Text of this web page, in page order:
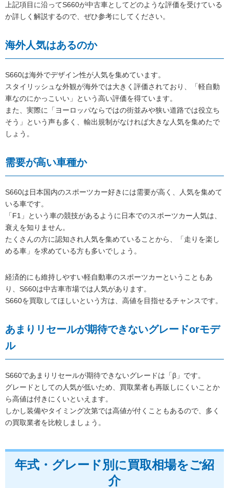
上記項目に沿ってS660が中古車としてどのような評価を受けている
か詳しく解説するので、ぜひ参考にしてください。
海外人気はあるのか
S660は海外でデザイン性が人気を集めています。
スタイリッシュな外観が海外では大きく評価されており、「軽自動
車なのにかっこいい」という高い評価を得ています。
また、実際に「ヨーロッパならではの街並みや狭い道路では役立ち
そう」という声も多く、輸出規制がなければ大きな人気を集めたで
しょう。
需要が高い車種か
S660は日本国内のスポーツカー好きには需要が高く、人気を集めて
いる車です。
「F1」という車の競技があるように日本でのスポーツカー人気は、
衰えを知りません。
たくさんの方に認知され人気を集めていることから、「走りを楽し
める車」を求めている方も多いでしょう。
経済的にも維持しやすい軽自動車のスポーツカーということもあ
り、S660は中古車市場では人気があります。
S660を買取してほしいという方は、高値を目指せるチャンスです。
あまりリセールが期待できないグレードorモデ
ル
S660であまりリセールが期待できないグレードは「β」です。
グレードとしての人気が低いため、買取業者も再販しにくいことか
ら高値は付きにくいといえます。
しかし装備やタイミング次第では高値が付くこともあるので、多く
の買取業者を比較しましょう。
年式・グレード別に買取相場をご紹
介